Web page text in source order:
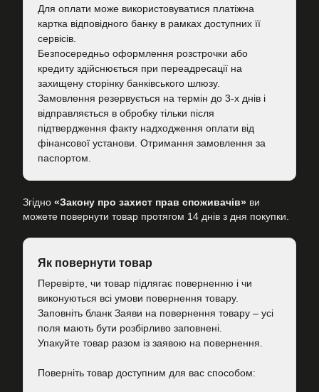
Для оплати може використовуватися платіжна
картка відповідного банку в рамках доступних її
сервісів.
Безпосередньо оформлення розстрочки або
кредиту здійснюється при переадресації на
захищену сторінку банківського шлюзу.
Замовлення резервується на термін до 3-х днів і
відправляється в обробку тільки після
підтвердження факту надходження оплати від
фінансової установи. Отримання замовлення за
паспортом.
Згідно «Закону про захист прав споживачів» ви
можете повернути товар протягом 14 днів з дня покупки.
Як повернути товар
Перевірте, чи товар підлягає поверненню і чи
виконуються всі умови повернення товару.
Заповніть бланк Заяви на повернення товару – усі
поля мають бути розбірливо заповнені.
Упакуйте товар разом із заявою на повернення.
Поверніть товар доступним для вас способом: